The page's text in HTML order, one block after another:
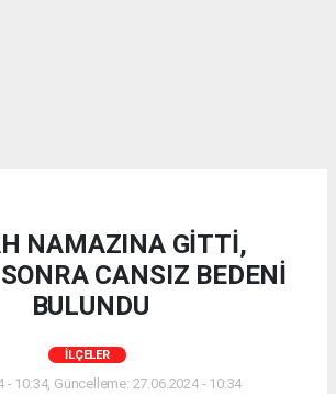
NAMAZINA GİTTİ,
CANSIZ BEDENİ
BULUNDU
İLÇELER
- 10:34, Güncelleme: 27.06.2024 - 10:34